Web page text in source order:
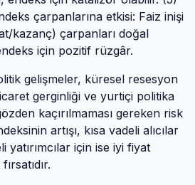
çarpanlarına etkisi: Faiz inişi
kazanç) çarpanları doğal
için pozitif rüzgâr.
gelişmeler, küresel resesyon
gerginliği ve yurtiçi politika
kaçırılmaması gereken risk
artışı, kısa vadeli alıcılar
yatırımcılar için ise iyi fiyat